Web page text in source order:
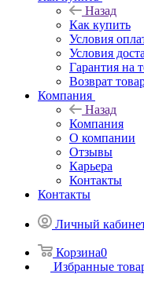
Назад
Как купить
Условия
Условия
Гарантия на
Возврат
Компания
Назад
Компания
О компании
Отзывы
Карьера
Контакты
Контакты
Личный
Корзина0
Избранные